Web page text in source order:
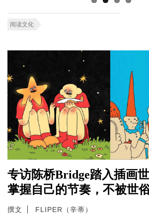
阅读文化
专访陈桥Bridge踏入插画
掌握自己的节奏，不被世
撰文 FLIPER（辛蒂）